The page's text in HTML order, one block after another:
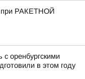
при РАКЕТНОЙ
оренбургскими
в этом году